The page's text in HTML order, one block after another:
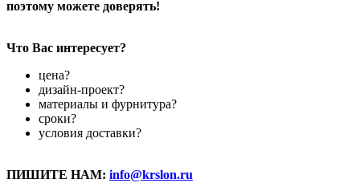
поэтому можете доверять!
Что Вас интересует?
цена?
дизайн-проект?
материалы и фурнитура?
сроки?
условия доставки?
ПИШИТЕ НАМ: info@krslon.ru